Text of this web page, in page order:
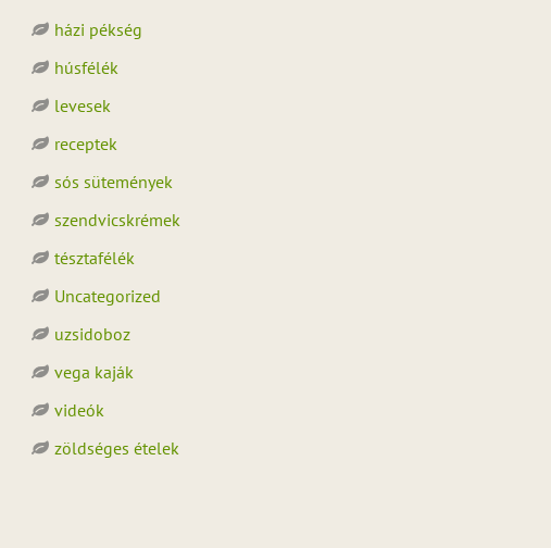
házi pékség
húsfélék
levesek
receptek
sós sütemények
szendvicskrémek
tésztafélék
Uncategorized
uzsidoboz
vega kaják
videók
zöldséges ételek